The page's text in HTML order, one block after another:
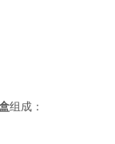
组成：